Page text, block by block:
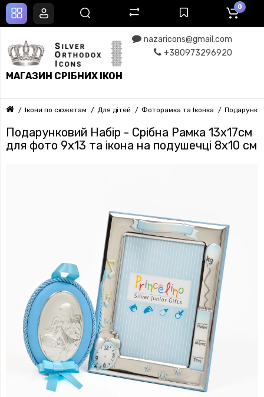
МАГАЗИН СРІБНИХ ІКОН
nazaricons@gmail.com
+380973296920
0
Ікони по сюжетам Для дітей Фоторамка та Іконка
Подарунковий Набір - Срібна Рамка 13х17см
для фото 9х13 та ікона на подушечці 8х10 см